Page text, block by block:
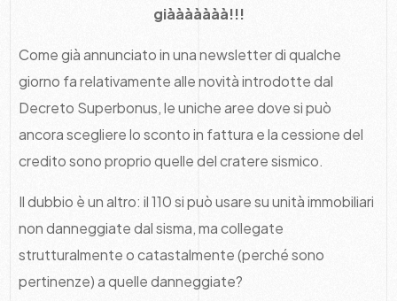
giààààààà!!!
Come già annunciato in una newsletter di qualche
giorno fa relativamente alle novità introdotte dal
Decreto Superbonus, le uniche aree dove si può
ancora scegliere lo sconto in fattura e la cessione del
credito sono proprio quelle del cratere sismico.
Il dubbio è un altro: il 110 si può usare su unità immobiliari
non danneggiate dal sisma, ma collegate
strutturalmente o catastalmente (perché sono
pertinenze) a quelle danneggiate?